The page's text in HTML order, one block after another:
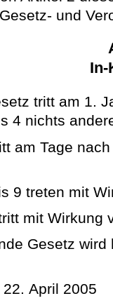
und
In-
tritt am 1.
4 nichts
am Tage
9 treten mit
mit Wirkung
Gesetz
April 2005